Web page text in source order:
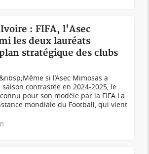
: FIFA, l'Asec
les deux lauréats
stratégique des clubs
si l’Asec Mimosas a
contrastée en 2024-2025, le
pour son modèle par la FIFA.La
mondiale du Football, qui vient